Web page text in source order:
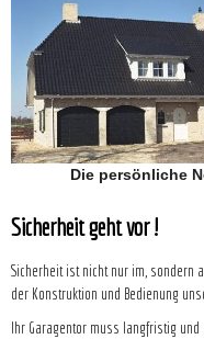
Die persönliche
Sicherheit geht vor !
Sicherheit ist nicht nur im, sondern
der Konstruktion und Bedienung
Ihr Garagentor muss langfristig